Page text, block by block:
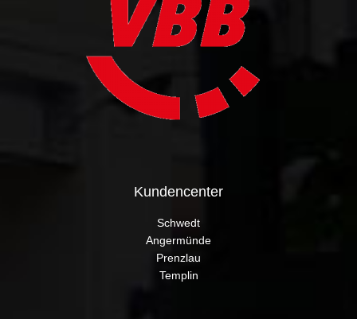
Kundencenter
Schwedt
Angermünde
Prenzlau
Templin